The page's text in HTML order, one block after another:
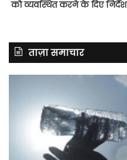
को व्यवस्थित करने के दिए निर्देश
ताज़ा समाचार